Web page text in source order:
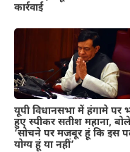
कार्रवाई
यूपी विधानसभा में हंगामे पर
हुए स्पीकर सतीश महाना,
‘सोचने पर मजबूर हूं कि इस
योग्य हूं या नहीं’